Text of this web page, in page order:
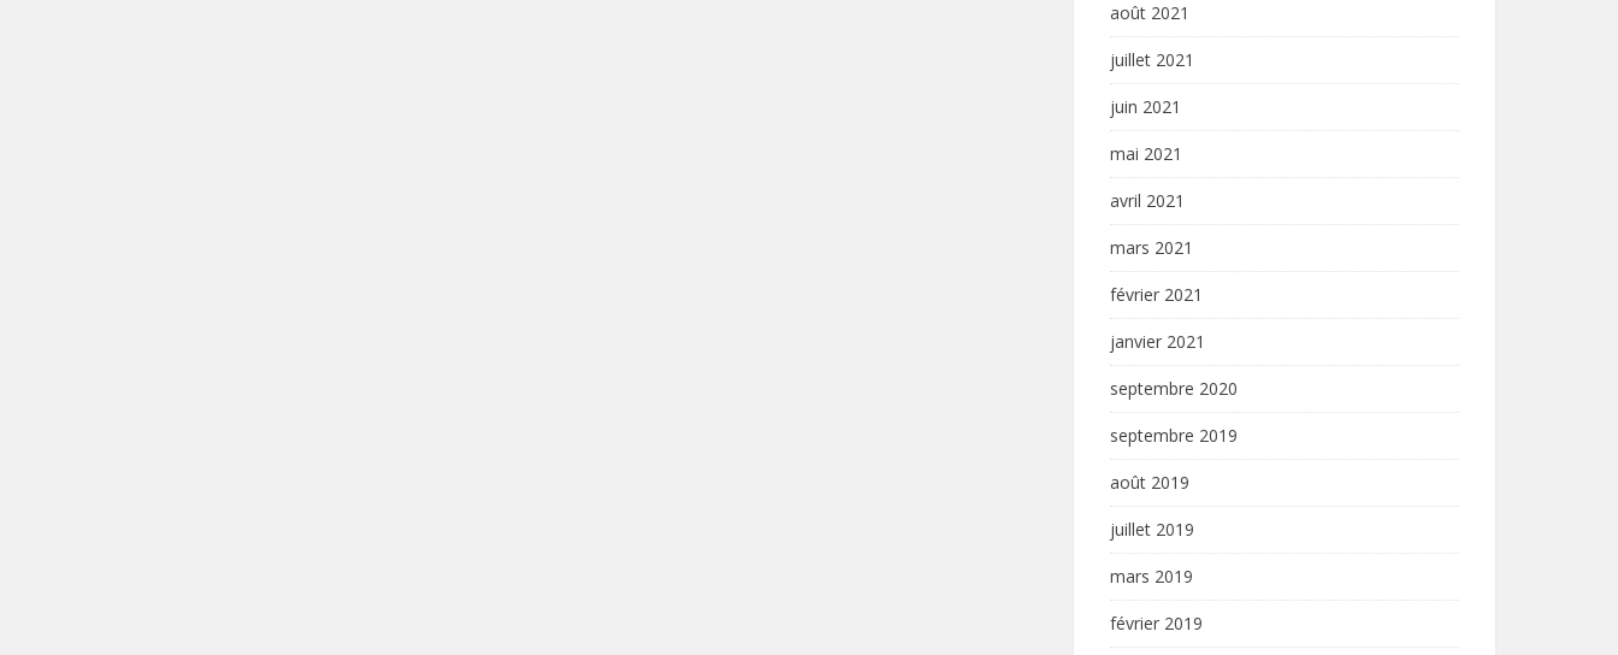
août 2021
juillet 2021
juin 2021
mai 2021
avril 2021
mars 2021
février 2021
janvier 2021
septembre 2020
septembre 2019
août 2019
juillet 2019
mars 2019
février 2019